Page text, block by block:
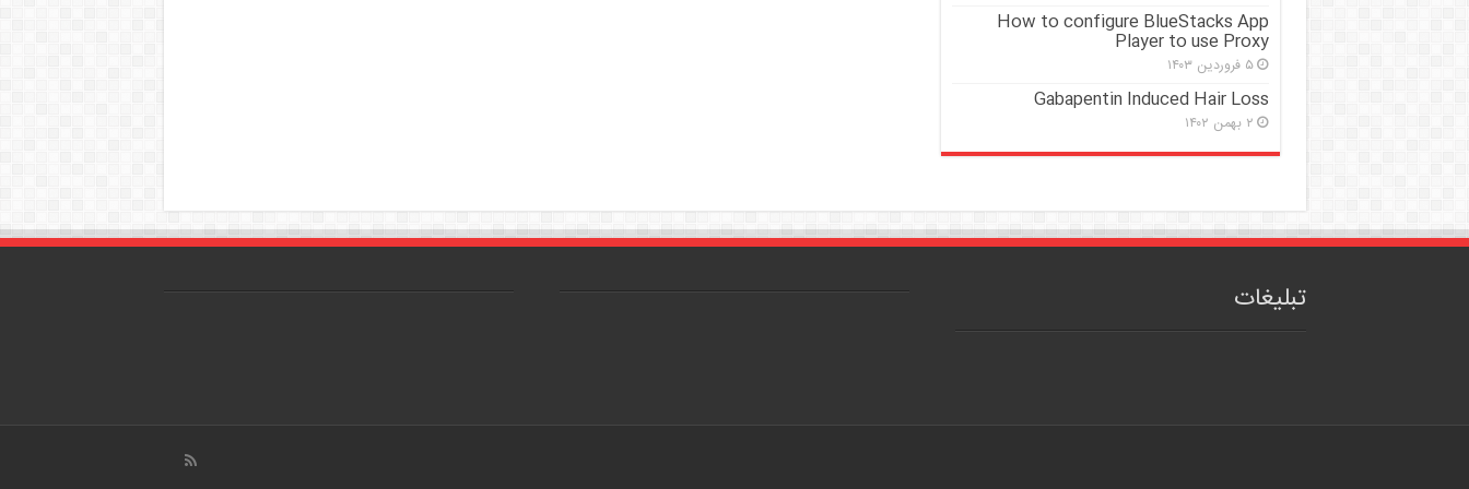
How to configure BlueStacks App
Player to use Proxy
۵ فروردین ۱۴۰۳
Gabapentin Induced Hair Loss
۲ بهمن ۱۴۰۲
تبلیغات